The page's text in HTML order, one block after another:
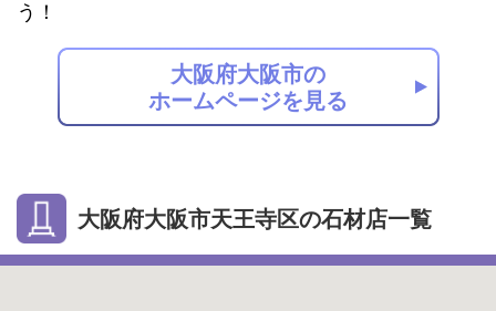
う！
大阪府大阪市の
ホームページを見る
大阪府大阪市天王寺区の石材店一覧